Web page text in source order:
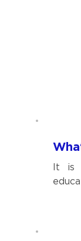
It is